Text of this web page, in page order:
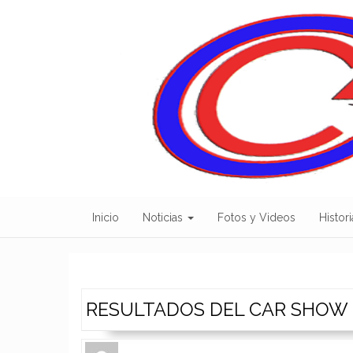
Inicio Noticias Fotos y Videos
RESULTADOS DEL CAR
Author